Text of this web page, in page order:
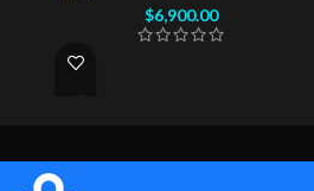
$6,900.00